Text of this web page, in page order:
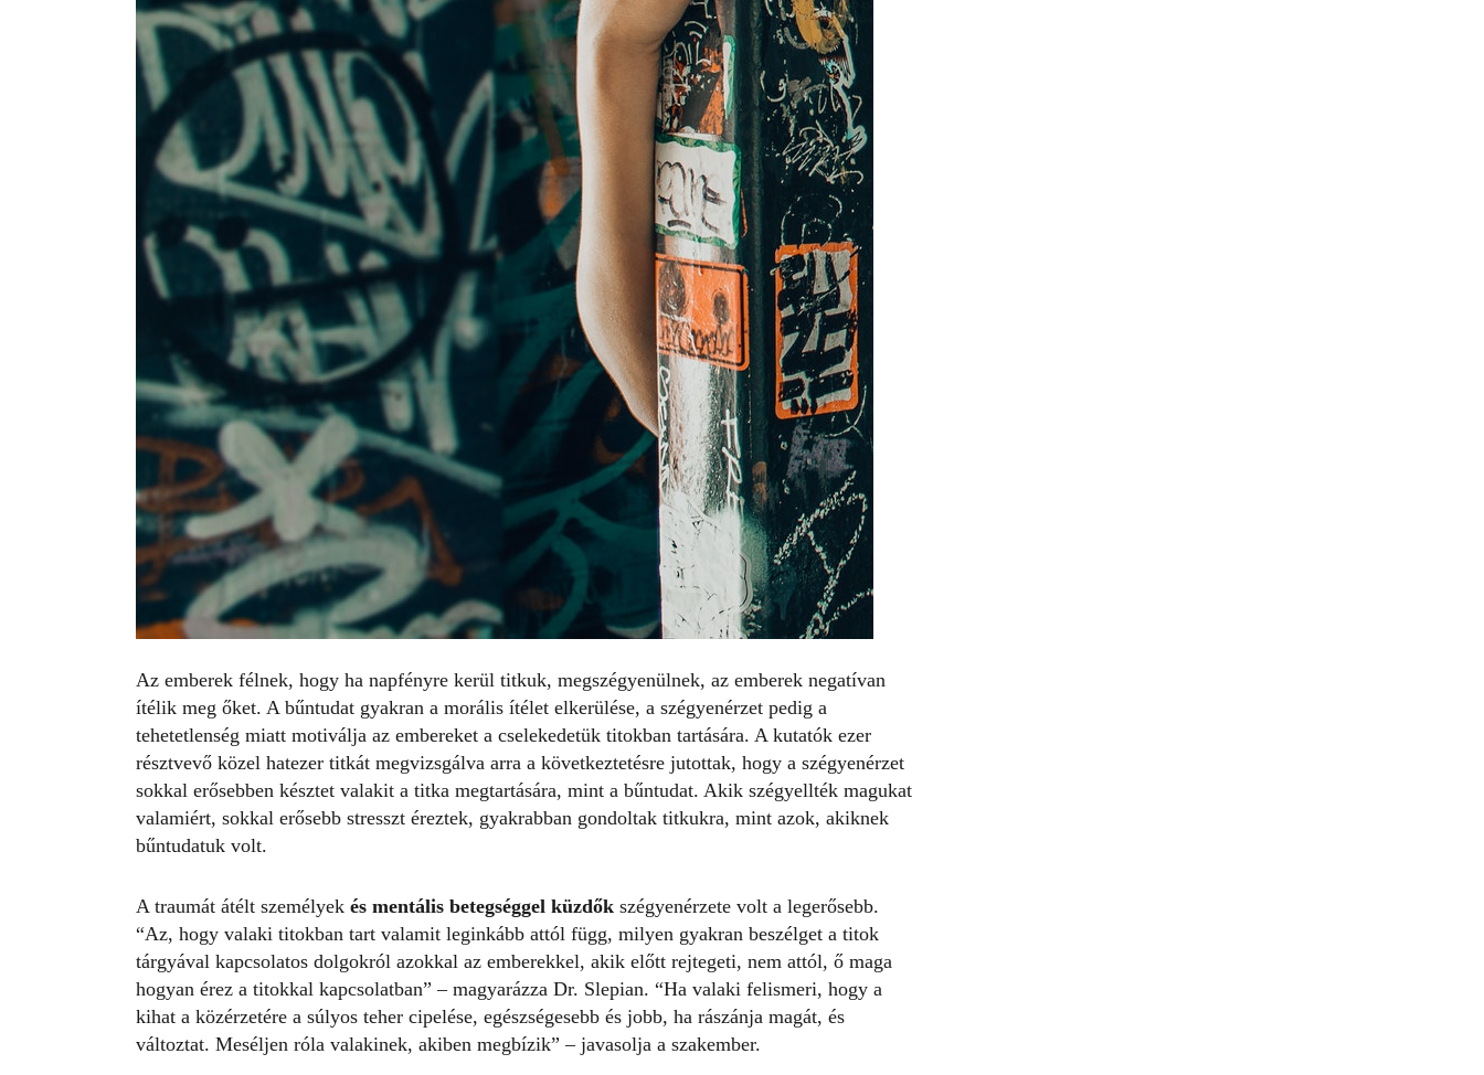
Az emberek félnek, hogy ha napfényre kerül titkuk, megszégyenülnek, az emberek negatívan
ítélik meg őket. A bűntudat gyakran a morális ítélet elkerülése, a szégyenérzet pedig a
tehetetlenség miatt motiválja az embereket a cselekedetük titokban tartására. A kutatók ezer
résztvevő közel hatezer titkát megvizsgálva arra a következtetésre jutottak, hogy a szégyenérzet
sokkal erősebben késztet valakit a titka megtartására, mint a bűntudat. Akik szégyellték magukat
valamiért, sokkal erősebb stresszt éreztek, gyakrabban gondoltak titkukra, mint azok, akiknek
bűntudatuk volt.
A traumát átélt személyek és mentális betegséggel küzdők szégyenérzete volt a legerősebb.
“Az, hogy valaki titokban tart valamit leginkább attól függ, milyen gyakran beszélget a titok
tárgyával kapcsolatos dolgokról azokkal az emberekkel, akik előtt rejtegeti, nem attól, ő maga
hogyan érez a titokkal kapcsolatban” – magyarázza Dr. Slepian. “Ha valaki felismeri, hogy a
kihat a közérzetére a súlyos teher cipelése, egészségesebb és jobb, ha rászánja magát, és
változtat. Meséljen róla valakinek, akiben megbízik” – javasolja a szakember.